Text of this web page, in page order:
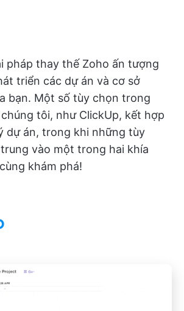
pháp thay thế Zoho ấn tượng
triển các dự án và cơ sở
bạn. Một số tùy chọn trong
tôi, như ClickUp, kết hợp
dự án, trong khi những tùy
vào một trong hai khía
khám phá!